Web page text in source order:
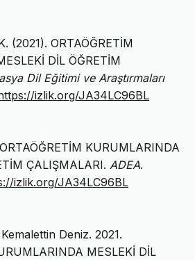
(2021). ORTAÖĞRETİM
DİL ÖĞRETİM
Dil Eğitimi ve Araştırmaları
izlik.org/JA34LC96BL
KURUMLARINDA
ÇALIŞMALARI. ADEA.
izlik.org/JA34LC96BL
Deniz. 2021.
MESLEKİ DİL